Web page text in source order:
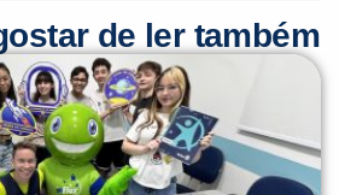
de ler também